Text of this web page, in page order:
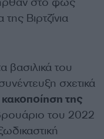
Βιρτζίνια
βασιλικά του
σχετικά
της
του 2022